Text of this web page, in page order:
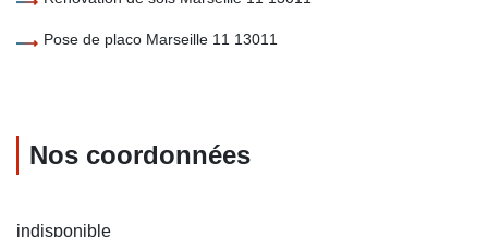
Pose de placo Marseille 11 13011
Nos coordonnées
indisponible